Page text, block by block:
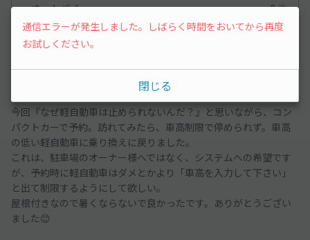
オートバイ
0件
コンパクトカー
12件
コンパクトカー 2026/5/17
今回『なぜ軽自動車は止められないんだ？』と思いながら、コン
パクトカーで予約。訪れてみたら、車高制限で停められず。車高
の低い軽自動車に乗り換えに戻りました。
これは、駐車場のオーナー様へではなく、システムへの希望です
が、予約時に軽自動車はダメとかより「車高を入力して下さい」
と出て制限するようにして欲しい。
屋根付きなので暑くならないで良かったです。ありがとうござい
ました😊
通信エラーが発生しました。しばらく時間をおいてから再度
お試しください。
閉じる